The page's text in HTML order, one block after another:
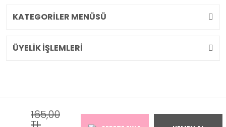
165,00
KATEGORİLER MENÜSÜ
ÜYELİK İŞLEMLERİ
2026 © Pembiş Dükkan. Tüm Hakları Saklıdır. Kredi kartı bilgileriniz
256bit SSL sertifikası ile korunmaktadır.